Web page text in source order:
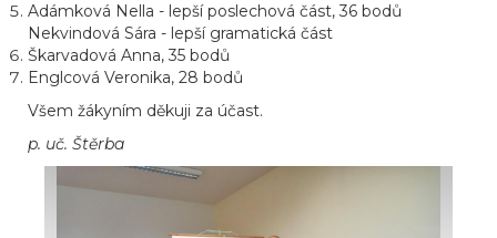
Adámková Nella - lepší poslechová část, 36 bodů
Nekvindová Sára - lepší gramatická část
Škarvadová Anna, 35 bodů
Englcová Veronika, 28 bodů
Všem žákyním děkuji za účast.
p. uč. Štěrba